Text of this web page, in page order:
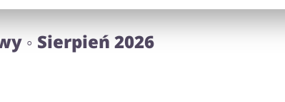
Zdrowie i uroda
◦ Sierpień 2026